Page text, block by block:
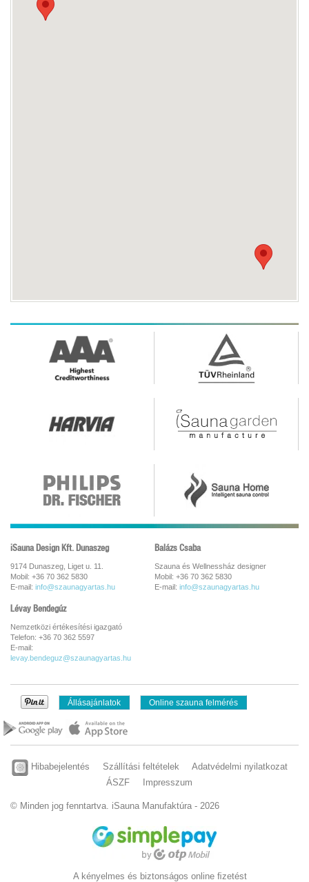
iSauna Design Kft. Dunaszeg
9174 Dunaszeg, Liget u. 11.
Mobil: +36 70 362 5830
E-mail: info@szaunagyartas.hu
Balázs Csaba
Szauna és Wellnessház designer
Mobil: +36 70 362 5830
E-mail: info@szaunagyartas.hu
Lévay Bendegúz
Nemzetközi értékesítési igazgató
Telefon: +36 70 362 5597
E-mail:
levay.bendeguz@szaunagyartas.hu
Állásajánlatok Online szauna felmérés
Hibabejelentés Szállítási feltételek
Adatvédelmi nyilatkozat
ÁSZF
Impresszum
© Minden jog fenntartva. iSauna Manufaktúra - 2026
A kényelmes és biztonságos online ﬁzetést